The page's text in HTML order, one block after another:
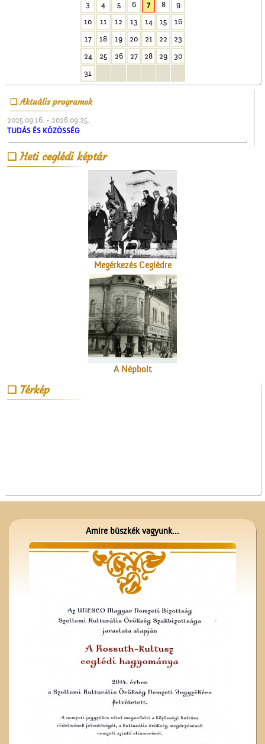
3 4 5 6 7 8
9
10
11 12 13 14 15
16
17
18 19 20 21 22
23
24
25 26 27 28 29
30
31
Aktuális programok
2025.09.16. - 2026.09.25.
TUDÁS ÉS KÖZÖSSÉG
Heti ceglédi képtár
A Vigadó
Az 5-ik Temetkezési
Egylet alapítói
Megérkezés Ceglédre
A Népbolt
Névtábla a dr. Gombos
Lajos utcából
A ceglédi Népkör udvarán
Térkép
Amire büszkék vagyunk...